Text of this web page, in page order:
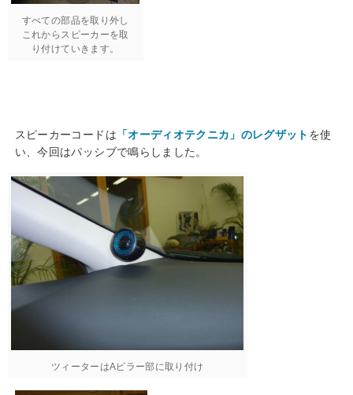
すべての部品を取り外し
これからスピーカーを取
り付けていきます。
スピーカーコードは 「オーディオテクニカ」のレグザット を使
い、今回はパッシブで鳴らしました。
ツィーターはAピラー部に取り付け